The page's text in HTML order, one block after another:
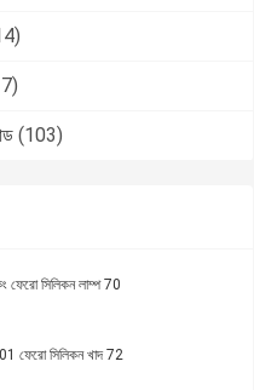
(103)
ফেরো সিলিকন লাম্প 70
ফেরো সিলিকন খাদ 72